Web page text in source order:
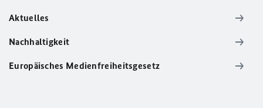
Aktuelles
Nachhaltigkeit
Europäisches Medienfreiheitsgesetz